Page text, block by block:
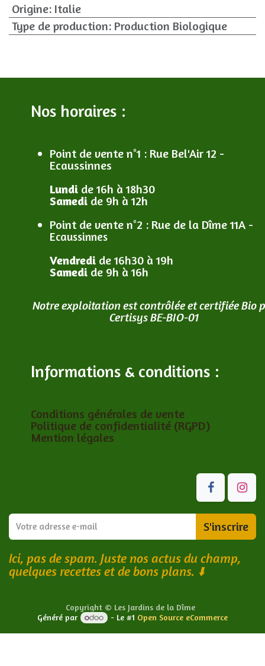
Origine: Italie
Type de production: Production Biologique
Nos horaires :
Point de vente n°1 : Rue Bel'Air 12 -
Ecaussinnes
Lundi de 16h à 18h30
Samedi de 9h à 12h
Point de vente n°2 : Rue de la Dîme 11A -
Ecaussinnes
Vendredi de 16h30 à 19h
Samedi de 9h à 16h
Notre exploitation est contrôlée et certifiée Bio
Certisys BE-BIO-01
Informations & conditions :
Conditions générales de vente
Politique de confidentialité (RGPD)
Mention légales
S'inscrire
Ici, pas de spam. Juste nos actus du champ,
quelques recettes et de bons plans. ⬇️
Copyright © Les Jardins de la Dîme
Généré par
- Le #1 Open Source eCommerce